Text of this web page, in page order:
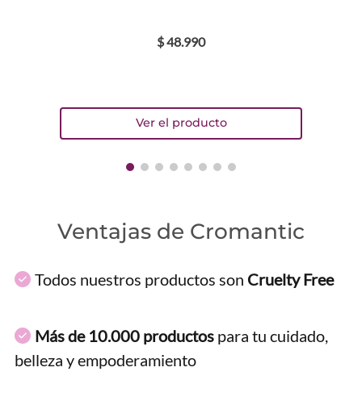
$48.990
Ventajas de Cromantic
Todos nuestros productos son Cruelty Free
Más de 10.000 productos para tu cuidado,
belleza y empoderamiento